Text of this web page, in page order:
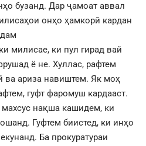
бузанд. Дар ҷамоат аввал
онҳо ҳамкорӣ кардан
милисае, ки пул гирад вай
ё не. Хуллас, рафтем
ва ариза навиштем. Як моҳ
гуфт фаромуш кардааст.
нақша кашидем, ки
Гуфтем биистед, ки инҳо
Ба прокуратураи